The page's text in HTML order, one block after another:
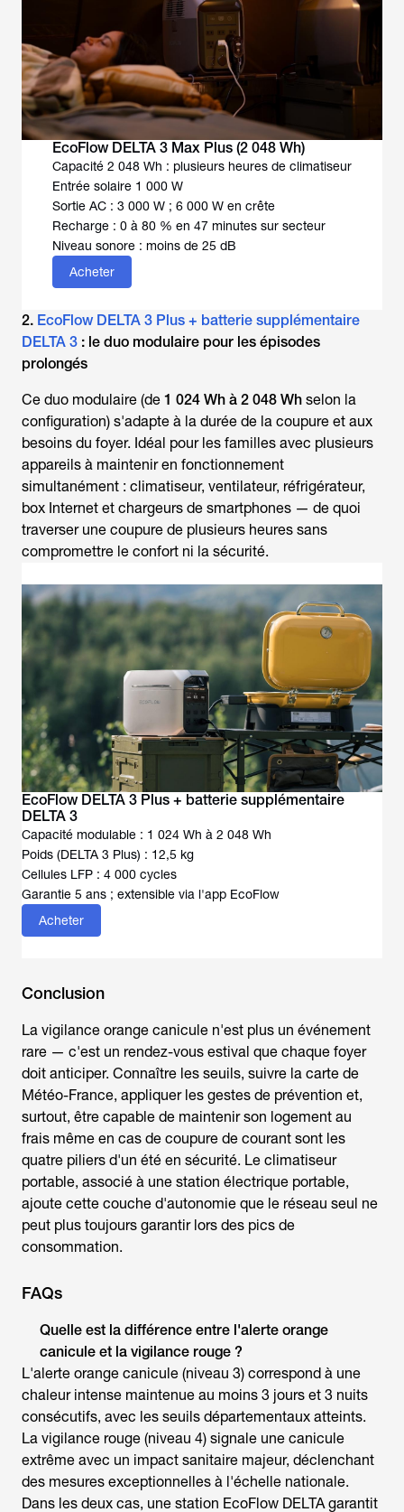
EcoFlow DELTA 3 Max Plus (2 048 Wh)
Capacité 2 048 Wh : plusieurs heures de climatiseur
Entrée solaire 1 000 W
Sortie AC : 3 000 W ; 6 000 W en crête
Recharge : 0 à 80 % en 47 minutes sur secteur
Niveau sonore : moins de 25 dB
Acheter
2. EcoFlow DELTA 3 Plus + batterie supplémentaire
DELTA 3 : le duo modulaire pour les épisodes
prolongés
Ce duo modulaire (de 1 024 Wh à 2 048 Wh selon la
configuration) s'adapte à la durée de la coupure et aux
besoins du foyer. Idéal pour les familles avec plusieurs
appareils à maintenir en fonctionnement
simultanément : climatiseur, ventilateur, réfrigérateur,
box Internet et chargeurs de smartphones — de quoi
traverser une coupure de plusieurs heures sans
compromettre le confort ni la sécurité.
EcoFlow DELTA 3 Plus + batterie supplémentaire
DELTA 3
Capacité modulable : 1 024 Wh à 2 048 Wh
Poids (DELTA 3 Plus) : 12,5 kg
Cellules LFP : 4 000 cycles
Garantie 5 ans ; extensible via l'app EcoFlow
Acheter
Conclusion
La vigilance orange canicule n'est plus un événement
rare — c'est un rendez-vous estival que chaque foyer
doit anticiper. Connaître les seuils, suivre la carte de
Météo-France, appliquer les gestes de prévention et,
surtout, être capable de maintenir son logement au
frais même en cas de coupure de courant sont les
quatre piliers d'un été en sécurité. Le climatiseur
portable, associé à une station électrique portable,
ajoute cette couche d'autonomie que le réseau seul ne
peut plus toujours garantir lors des pics de
consommation.
FAQs
Quelle est la différence entre l'alerte orange
canicule et la vigilance rouge ?
L'alerte orange canicule (niveau 3) correspond à une
chaleur intense maintenue au moins 3 jours et 3 nuits
consécutifs, avec les seuils départementaux atteints.
La vigilance rouge (niveau 4) signale une canicule
extrême avec un impact sanitaire majeur, déclenchant
des mesures exceptionnelles à l'échelle nationale.
Dans les deux cas, une station EcoFlow DELTA garantit